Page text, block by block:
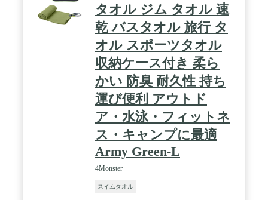
ボックスに１枚タオル】：このスポーツタオルには
7色あり、各色には3つのサイズがあります。Sサイ
ズ：80 * 40（cm）、Mサイズ：120 * 60（cm）、L
サイズ：135 * 70（cm）。あなたがこの旅行 速乾タ
オルを買うとき、好きな色と希望のサイズが選択で
タオル ジム タオル 速
乾 バスタオル 旅行 タ
オル スポーツタオル
収納ケース付き 柔ら
かい 防臭 耐久性 持ち
運び便利 アウトド
ア・水泳・フィットネ
ス・キャンプに最適
Army Green-L
4Monster
スイムタオル